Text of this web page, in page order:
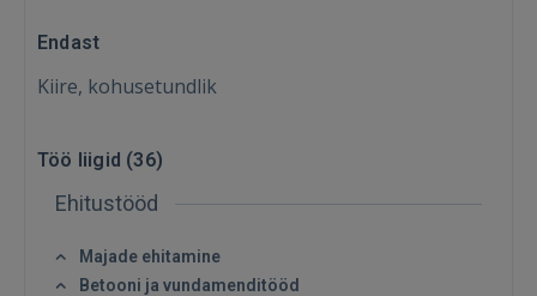
Endast
Kiire, kohusetundlik
Töö liigid (36)
Ehitustööd
Majade ehitamine
Betooni ja vundamenditööd